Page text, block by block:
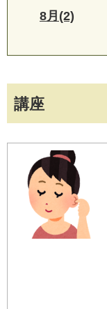
講座
8月(2)